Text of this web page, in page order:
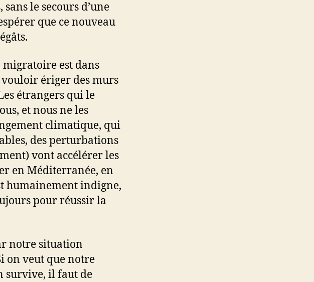
le secours d’une
que ce nouveau
est dans
ériger des murs
étrangers qui le
et nous ne les
climatique, qui
des perturbations
vont accélérer les
en Méditerranée, en
humainement indigne,
pour réussir la
notre situation
on veut que notre
survive, il faut de